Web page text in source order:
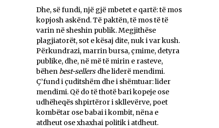
Dhe, së fundi, një gjë mbetet e qartë: të mos
kopjosh askënd. Të paktën, të mos të të
varin në sheshin publik. Megjithëse
plagjiatorët, sot e kësaj dite, nuk i var kush.
Përkundrazi, marrin bursa, çmime, detyra
publike, dhe, në më të mirin e rasteve,
bëhen best-sellers dhe liderë mendimi.
Ç’fund i çuditshëm dhe i shëmtuar: lider
mendimi. Që do të thotë bari kopeje ose
udhëheqës shpirtëror i skllevërve, poet
kombëtar ose babai i kombit, nëna e
atdheut ose xhaxhai politik i atdheut.